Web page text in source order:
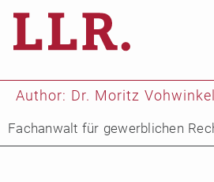
Author: Dr. Moritz Vohwinkel
Fachanwalt für gewerblichen